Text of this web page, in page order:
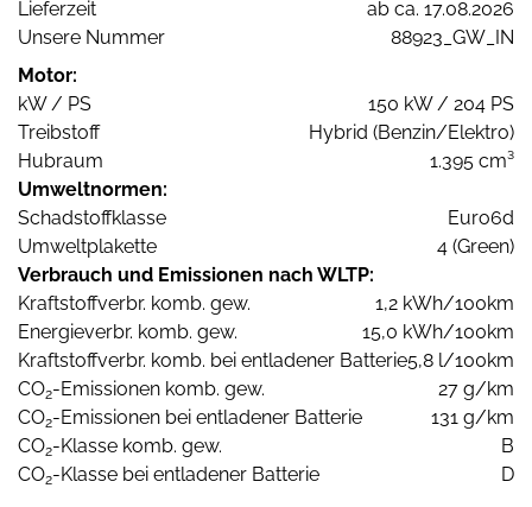
Lieferzeit
ab ca. 17.08.2026
Unsere Nummer
88923_GW_IN
Motor:
kW / PS
150 kW / 204 PS
Treibstoff
Hybrid (Benzin/Elektro)
Hubraum
1.395 cm³
Umweltnormen:
Schadstoffklasse
Euro6d
Umweltplakette
4 (Green)
Verbrauch und Emissionen nach WLTP:
Kraftstoffverbr. komb. gew.
1,2 kWh/100km
Energieverbr. komb. gew.
15,0 kWh/100km
Kraftstoffverbr. komb. bei entladener Batterie5,8 l/100km
CO2-Emissionen komb. gew.
27 g/km
CO2-Emissionen bei entladener Batterie
131 g/km
CO2-Klasse komb. gew.
B
CO2-Klasse bei entladener Batterie D